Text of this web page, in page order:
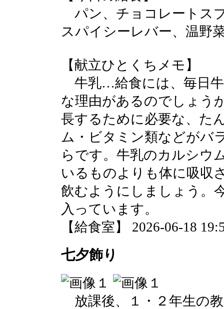
パン、チョコレートス
スパイシーレバー、温野
【献立ひとくちメモ】
牛乳…給食には、毎日
な理由があるのでしょう
長するために必要な、た
ム・ビタミン類などがバ
らです。牛乳のカルシウ
いるものよりも体に吸収
飲むようにしましょう。
入っています。
【給食室】 2026-06-18
七夕飾り
放課後、１・２年生の